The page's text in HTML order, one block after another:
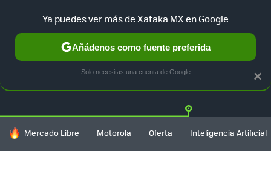
Twitter
HOY SE HABLA DE
Mercado Libre Motorola Oferta Inteligencia Artificial
×
Ya puedes ver más de Xataka MX en Google
Añádenos como fuente preferida
Solo necesitas una cuenta de Google